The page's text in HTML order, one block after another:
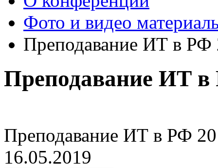
Фото и видео
Преподавание ИТ в РФ
Преподавание ИТ в
Преподавание ИТ в РФ
16.05.2019